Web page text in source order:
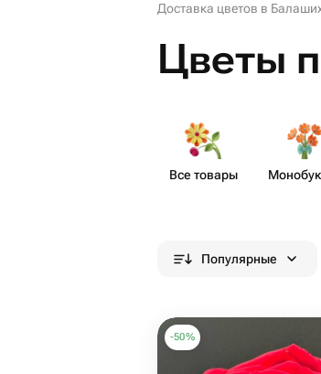
Доставка цветов в
Цветы
Все товары
Популярные
-50%